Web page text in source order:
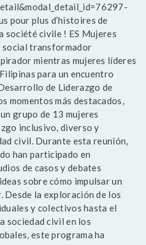
pour plus d’histoires de
société civile ! ES Mujeres
social transformador
mientras mujeres líderes
para un encuentro
de Liderazgo de
momentos más destacados,
grupo de 13 mujeres
inclusivo, diverso y
civil. Durante esta reunión,
han participado en
de casos y debates
sobre cómo impulsar un
la exploración de los
y colectivos hasta el
sociedad civil en los
este programa ha